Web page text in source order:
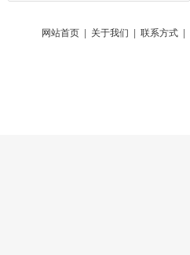
网站首页 关于我们 联系方式